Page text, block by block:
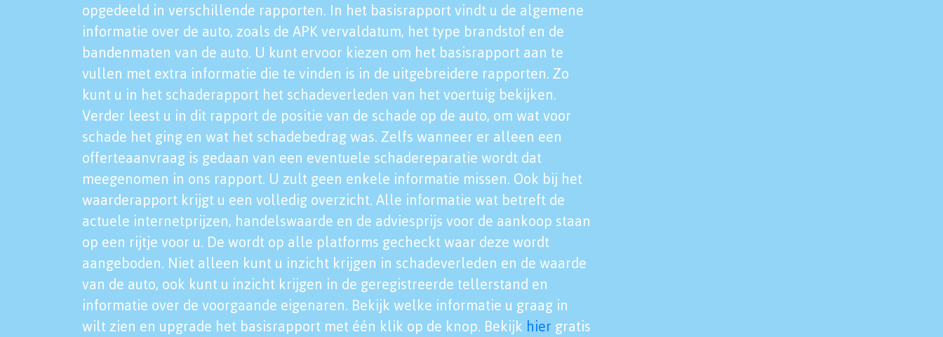
opgedeeld in verschillende rapporten. In het basisrapport vindt u de algemene
informatie over de auto, zoals de APK vervaldatum, het type brandstof en de
bandenmaten van de auto. U kunt ervoor kiezen om het basisrapport aan te
vullen met extra informatie die te vinden is in de uitgebreidere rapporten. Zo
kunt u in het schaderapport het schadeverleden van het voertuig bekijken.
Verder leest u in dit rapport de positie van de schade op de auto, om wat voor
schade het ging en wat het schadebedrag was. Zelfs wanneer er alleen een
offerteaanvraag is gedaan van een eventuele schadereparatie wordt dat
meegenomen in ons rapport. U zult geen enkele informatie missen. Ook bij het
waarderapport krijgt u een volledig overzicht. Alle informatie wat betreft de
actuele internetprijzen, handelswaarde en de adviesprijs voor de aankoop staan
op een rijtje voor u. De wordt op alle platforms gecheckt waar deze wordt
aangeboden. Niet alleen kunt u inzicht krijgen in schadeverleden en de waarde
van de auto, ook kunt u inzicht krijgen in de geregistreerde tellerstand en
informatie over de voorgaande eigenaren. Bekijk welke informatie u graag in
wilt zien en upgrade het basisrapport met één klik op de knop. Bekijk hier gratis